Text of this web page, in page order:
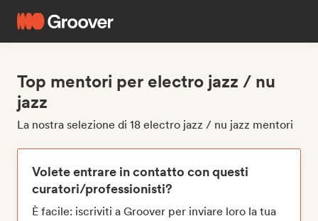
Top mentori per electro jazz / nu
jazz
La nostra selezione di 18 electro jazz / nu jazz mentori
Volete entrare in contatto con questi
curatori/professionisti?
È facile: iscriviti a Groover per inviare loro la tua